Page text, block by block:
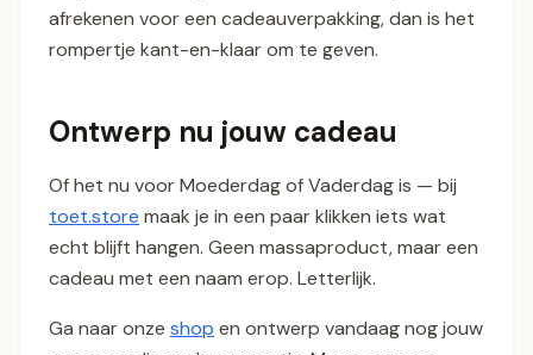
afrekenen voor een cadeauverpakking, dan is het
rompertje kant-en-klaar om te geven.
Ontwerp nu jouw cadeau
Of het nu voor Moederdag of Vaderdag is — bij
toet.store maak je in een paar klikken iets wat
echt blijft hangen. Geen massaproduct, maar een
cadeau met een naam erop. Letterlijk.
Ga naar onze shop en ontwerp vandaag nog jouw